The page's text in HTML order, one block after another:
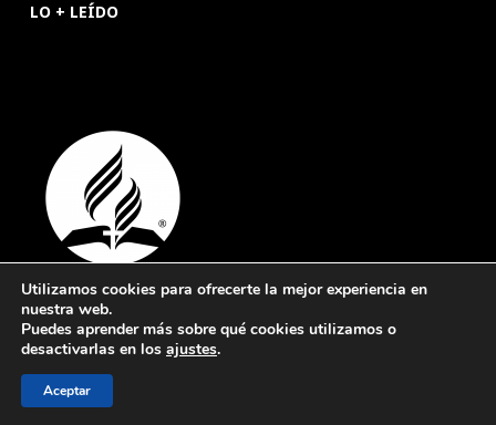
LO + LEÍDO
© 2026 Revista Adventista de España. UICASDE. Derechos
reservados.
Utilizamos cookies para ofrecerte la mejor experiencia en
nuestra web.
Puedes aprender más sobre qué cookies utilizamos o
desactivarlas en los ajustes.
Aceptar